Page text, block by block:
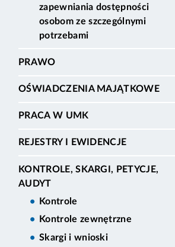
zapewniania dostępności
osobom ze szczególnymi
potrzebami
PRAWO
OŚWIADCZENIA MAJĄTKOWE
PRACA W UMK
REJESTRY I EWIDENCJE
KONTROLE, SKARGI, PETYCJE,
AUDYT
Kontrole
Kontrole zewnętrzne
Skargi i wnioski